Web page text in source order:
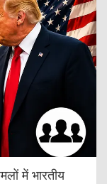
में भारतीय